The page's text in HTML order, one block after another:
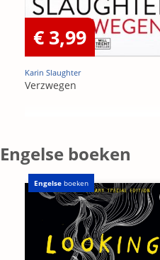
€ 3,99
Karin Slaughter
Verzwegen
Engelse boeken
Engelse boeken